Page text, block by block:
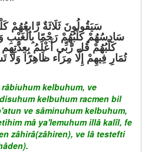
سَادِسُهُمْ كَلْبُهُمْ رَجْمًا بِالْغَيْبِ
كَلْبُهُمْ قُل رَّبِّي أَعْلَمُ بِعِدَّتِهِم
تُمَارِ فِيهِمْ إِلَّا مِرَاء ظَاهِرًا
kelbuhum, ve
kelbuhum racmen bil
ve sâminuhum kelbuhum,
mâ ya'lemuhum illâ kalîl, fe
zâhirâ(zâhiren), ve lâ testefti